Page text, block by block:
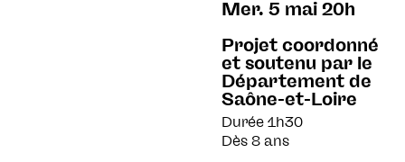
Mer. 5 mai 20h
Projet coordonné
et soutenu par le
Département de
Saône-et-Loire
Durée 1h30
Dès 8 ans